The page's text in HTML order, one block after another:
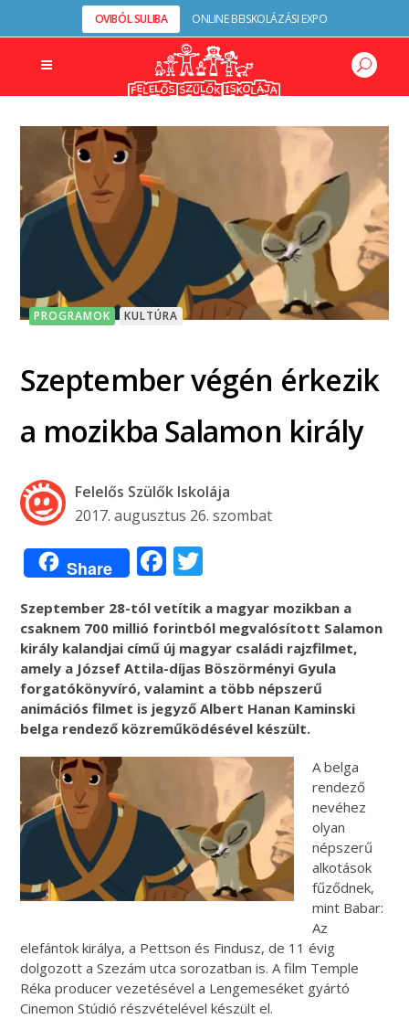
OVIBÓL SULIBA ONLINE BEISKOLÁZÁSI EXPO
PROGRAMOK KULTÚRA
Szeptember végén érkezik
a mozikba Salamon király
Felelős Szülők Iskolája
2017. augusztus 26. szombat
Share Facebook
Szeptember 28-tól vetítik a magyar mozikban a
csaknem 700 millió forintból megvalósított Salamon
király kalandjai című új magyar családi rajzfilmet,
amely a József Attila-díjas Böszörményi Gyula
forgatókönyvíró, valamint a több népszerű
animációs filmet is jegyző Albert Hanan Kaminski
belga rendező közreműködésével készült.
A belga
rendező
nevéhez
olyan
népszerű
alkotások
fűződnek,
mint Babar:
Az
elefántok királya, a Pettson és Findusz, de 11 évig
dolgozott a Szezám utca sorozatban is. A film Temple
Réka producer vezetésével a Lengemeséket gyártó
Cinemon Stúdió részvételével készült el.